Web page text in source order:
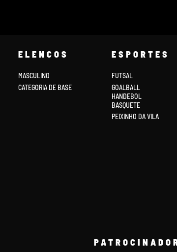
ELENCOS
MASCULINO
CATEGORIA DE BASE
ESPORTES
FUTSAL
GOALBALL
HANDEBOL
BASQUETE
PEIXINHO DA VILA